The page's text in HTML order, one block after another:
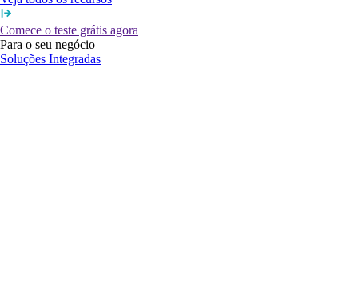
Comece o teste grátis agora
Para o seu negócio
Soluções Integradas